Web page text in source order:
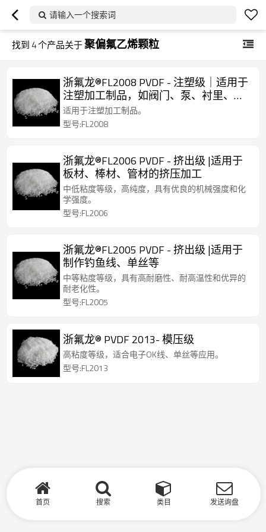
请输入一个搜索词
找到 4个产品关于聚偏氟乙烯颗粒
浙氟龙®FL2008 PVDF - 注塑级｜适用于
注塑加工制品，如阀门、泵、衬里、光
伏薄膜
适用于注塑加工制品。
型号:FL2008
浙氟龙®FL2006 PVDF - 挤出级 |适用于
板材、棒材、管材的挤压加工
中低粘度等级，高纯度，具有优良的机械强度和化
学强度。
型号:FL2006
浙氟龙®FL2005 PVDF - 挤出级 |适用于
制作钓鱼线、单丝等
中等粘度等级，具有高耐磨性、耐高温性和优异的
耐老化性。
型号:FL2005
浙氟龙® PVDF 2013- 模压级
高粘度等级，适合电子OK线、单丝等应用。
型号:FL2013
首页 搜索 类目 发送询盘